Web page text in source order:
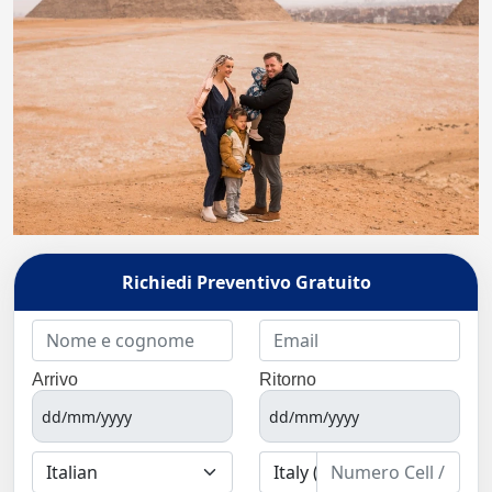
Richiedi Preventivo Gratuito
Arrivo Ritorno